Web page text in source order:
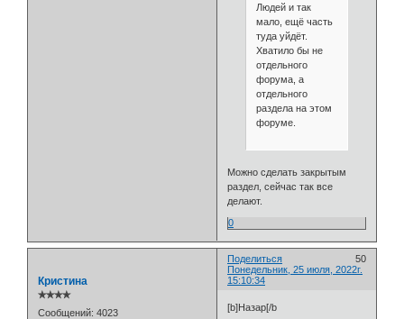
Людей и так
мало, ещё часть
туда уйдёт.
Хватило бы не
отдельного
форума, а
отдельного
раздела на этом
форуме.
Можно сделать закрытым
раздел, сейчас так все
делают.
0
Поделиться
50
Понедельник, 25 июля, 2022г.
15:10:34
Кристина
✯✯✯✯
Сообщений: 4023 [b]Назар[/b